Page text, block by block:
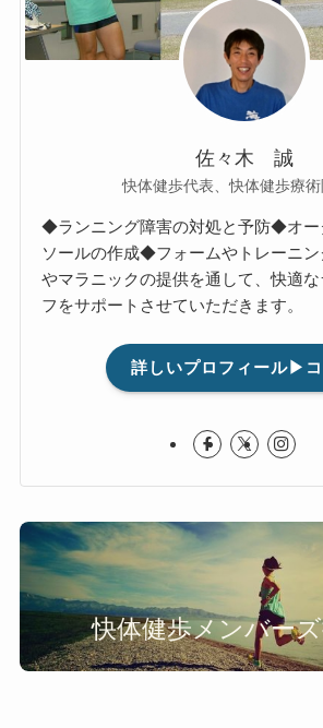
佐々木 誠
快体健歩代表、快体健歩療
◆ランニング障害の対処と予防◆オー
ソールの作成◆フォームやトレーニ
やマラニックの提供を通して、快適
フをサポートさせていただきます。
詳しいプロフィール▶
快体健歩メンバー